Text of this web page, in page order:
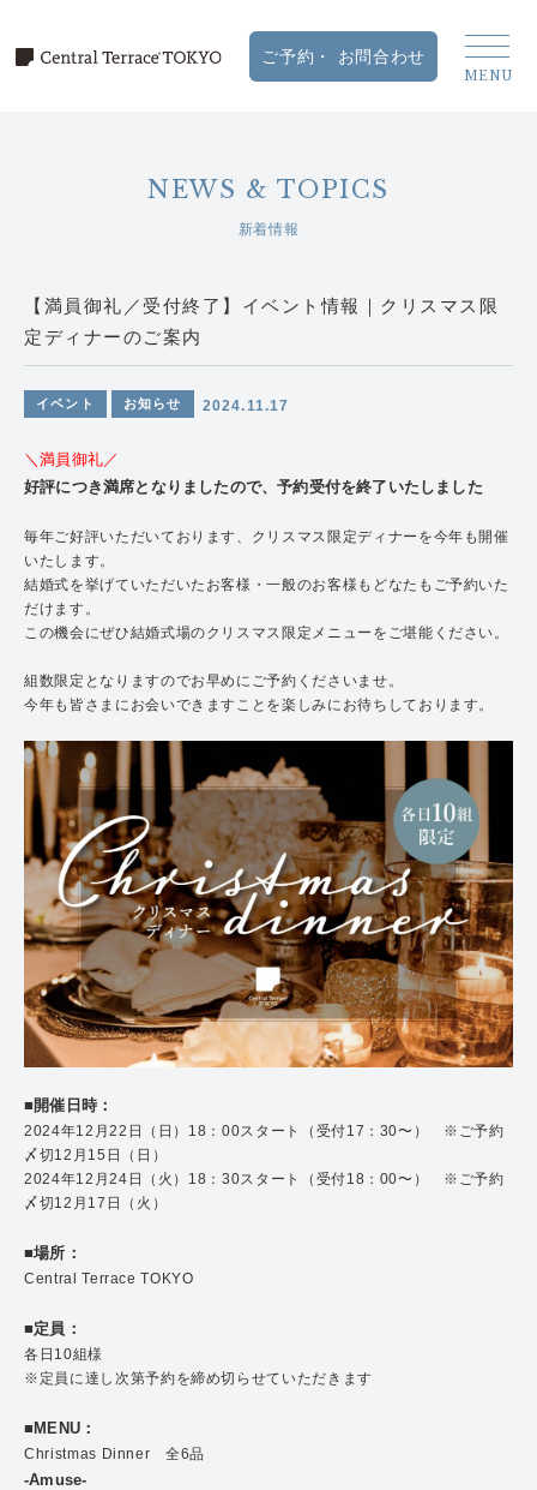
NEWS & TOPICS
新着情報
【満員御礼／受付終了】イベント情報｜クリスマス限
定ディナーのご案内
イベント お知らせ 2024.11.17
＼満員御礼／
好評につき満席となりましたので、予約受付を終了いたしました
毎年ご好評いただいております、クリスマス限定ディナーを今年も開催
いたします。
結婚式を挙げていただいたお客様・一般のお客様もどなたもご予約いた
だけます。
この機会にぜひ結婚式場のクリスマス限定メニューをご堪能ください。
組数限定となりますのでお早めにご予約くださいませ。
今年も皆さまにお会いできますことを楽しみにお待ちしております。
■開催日時：
2024年12月22日（日）18：00スタート（受付17：30〜） ※ご予約
〆切12月15日（日）
2024年12月24日（火）18：30スタート（受付18：00〜） ※ご予約
〆切12月17日（火）
■場所：
Central Terrace TOKYO
■定員：
各日10組様
※定員に達し次第予約を締め切らせていただきます
■MENU：
Christmas Dinner 全6品
-Amuse-